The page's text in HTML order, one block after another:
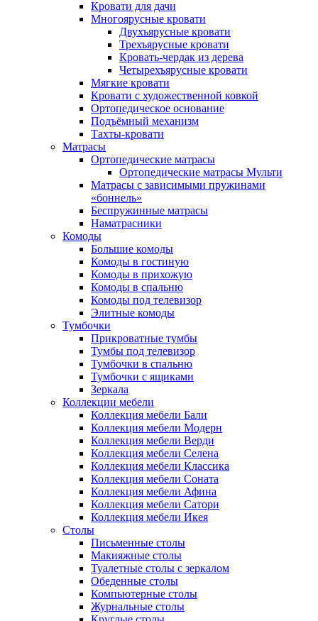
Кровати для дачи
Многоярусные кровати
Двухъярусные кровати
Трехъярусные кровати
Кровать-чердак из дерева
Четырехъярусные кровати
Мягкие кровати
Кровати с художественной ковкой
Ортопедическое основание
Подъёмный механизм
Тахты-кровати
Матрасы
Ортопедические матрасы
Ортопедические матрасы Мульти
Матрасы с зависимыми пружинами
«боннель»
Беспружинные матрасы
Наматрасники
Комоды
Большие комоды
Комоды в гостиную
Комоды в прихожую
Комоды в спальню
Комоды под телевизор
Элитные комоды
Тумбочки
Прикроватные тумбы
Тумбы под телевизор
Тумбочки в спальню
Тумбочки с ящиками
Зеркала
Коллекции мебели
Коллекция мебели Бали
Коллекция мебели Модерн
Коллекция мебели Верди
Коллекция мебели Селена
Коллекция мебели Классика
Коллекция мебели Соната
Коллекция мебели Афина
Коллекция мебели Сатори
Коллекция мебели Икея
Столы
Письменные столы
Макияжные столы
Туалетные столы с зеркалом
Обеденные столы
Компьютерные столы
Журнальные столы